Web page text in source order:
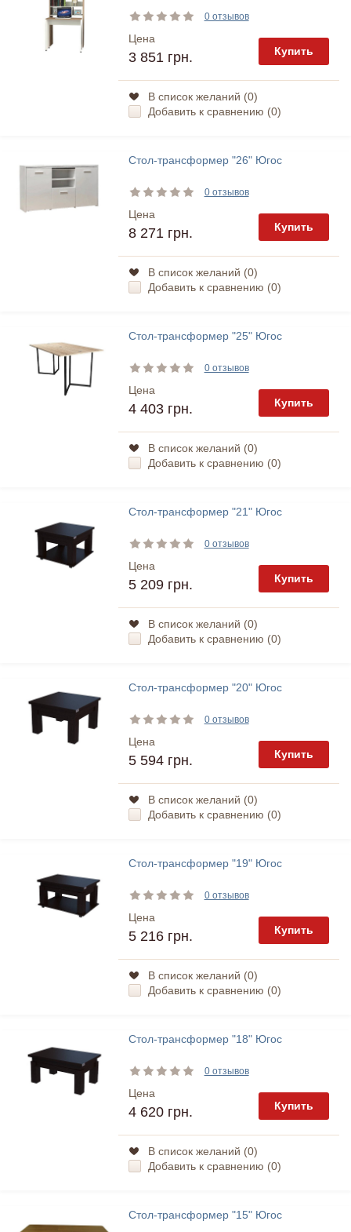
0 отзывов
Цена
3 851 грн. Купить
В список желаний (0)
Добавить к сравнению (0)
Стол-трансформер "26" Югос
0 отзывов
Цена
8 271 грн. Купить
В список желаний (0)
Добавить к сравнению (0)
Стол-трансформер "25" Югос
0 отзывов
Цена
4 403 грн. Купить
В список желаний (0)
Добавить к сравнению (0)
Стол-трансформер "21" Югос
0 отзывов
Цена
5 209 грн. Купить
В список желаний (0)
Добавить к сравнению (0)
Стол-трансформер "20" Югос
0 отзывов
Цена
5 594 грн. Купить
В список желаний (0)
Добавить к сравнению (0)
Стол-трансформер "19" Югос
0 отзывов
Цена
5 216 грн. Купить
В список желаний (0)
Добавить к сравнению (0)
Стол-трансформер "18" Югос
0 отзывов
Цена
4 620 грн. Купить
В список желаний (0)
Добавить к сравнению (0)
Стол-трансформер "15" Югос